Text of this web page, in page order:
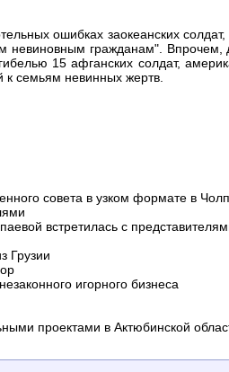
ошибках заокеанских солдат,
невиновным гражданам". Впрочем,
15 афганских солдат,
к семьям невинных жертв.
совета в узком формате в
встретилась с
Грузии
игорного бизнеса
проектами в Актюбинской